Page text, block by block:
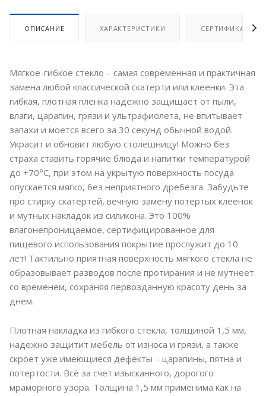
ОПИСАНИЕ ХАРАКТЕРИСТИКИ СЕРТИФИКАТ
Мягкое-гибкое стекло – самая современная и практичная
замена любой классической скатерти или клеенки. Эта
гибкая, плотная пленка надежно защищает от пыли,
влаги, царапин, грязи и ультрафиолета, не впитывает
запахи и моется всего за 30 секунд обычной водой.
Украсит и обновит любую столешницу! Можно без
страха ставить горячие блюда и напитки температурой
до +70°C, при этом на укрытую поверхность посуда
опускается мягко, без неприятного дребезга. Забудьте
про стирку скатертей, вечную замену потертых клеенок
и мутных накладок из силикона. Это 100%
влагонепроницаемое, сертифицированное для
пищевого использования покрытие прослужит до 10
лет! Тактильно приятная поверхность мягкого стекла не
образовывает разводов после протирания и не мутнеет
со временем, сохраняя первозданную красоту день за
днем.
Плотная накладка из гибкого стекла, толщиной 1,5 мм,
надежно защитит мебель от износа и грязи, а также
скроет уже имеющиеся дефекты – царапины, пятна и
потертости. Всё за счет изысканного, дорогого
мраморного узора. Толщина 1,5 мм применима как на